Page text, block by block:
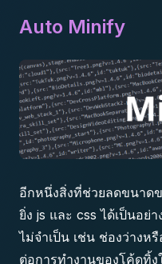
Auto Minify
อีกหนึ่งสิ่งที่ช่วยลดขนาด
ยิ่ง js และ css ได้เป็นอย่
ไม่จำเป็น เช่น ช่องว่างห
ต่อการทำงานของโค้ดทิ้